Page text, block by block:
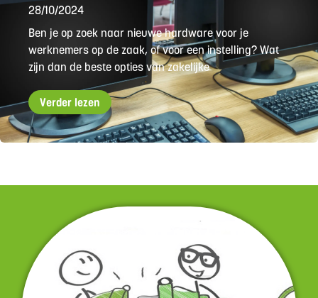
28/10/2024
Ben je op zoek naar nieuwe hardware voor je
werknemers op de zaak, of voor een instelling? Wat
zijn dan de beste opties van zakelijke
Verder lezen